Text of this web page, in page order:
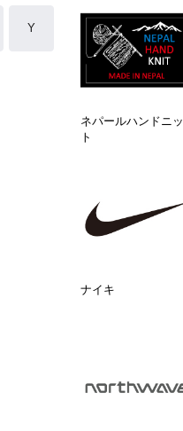
Y
ネパールハンドニッ
ト
ナイキ